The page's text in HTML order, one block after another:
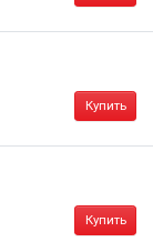
Купить
Купить